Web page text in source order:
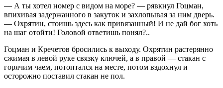
— А ты хотел номер с видом на море? — рявкнул Гоцман,
впихивая задержанного в закуток и захлопывая за ним дверь.
— Охрятин, стоишь здесь как привязанный! И не дай бог хоть
на шаг отойти! Головой ответишь понял?..
Гоцман и Кречетов бросились к выходу. Охрятин растерянно
сжимая в левой руке связку ключей, а в правой — стакан с
горячим чаем, потоптался на месте, потом вздохнул и
осторожно поставил стакан не пол.